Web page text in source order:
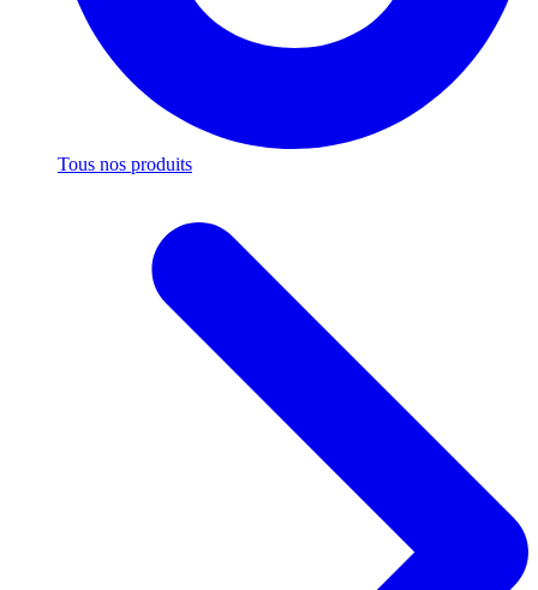
Tous nos produits